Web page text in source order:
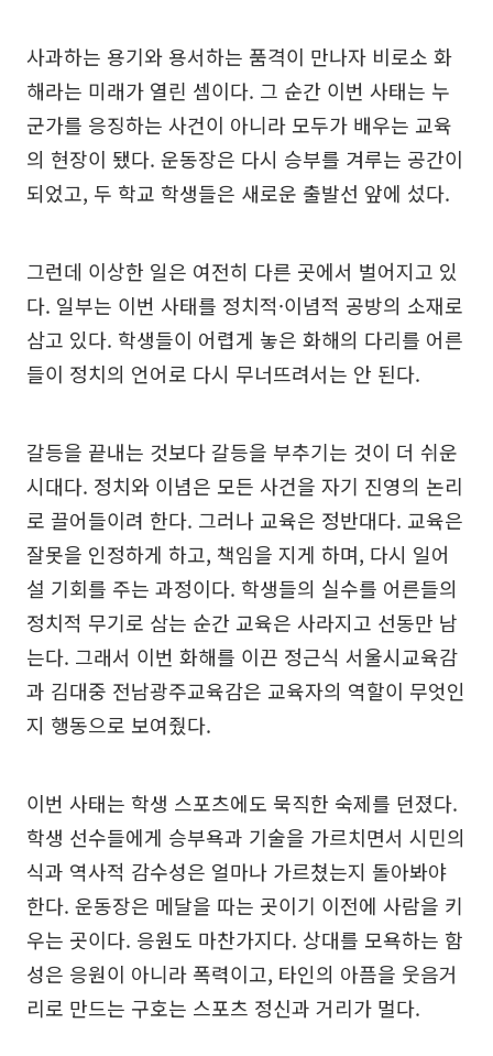
사과하는 용기와 용서하는 품격이 만나자 비로소 화
해라는 미래가 열린 셈이다. 그 순간 이번 사태는 누
군가를 응징하는 사건이 아니라 모두가 배우는 교육
의 현장이 됐다. 운동장은 다시 승부를 겨루는 공간이
되었고, 두 학교 학생들은 새로운 출발선 앞에 섰다.
그런데 이상한 일은 여전히 다른 곳에서 벌어지고 있
다. 일부는 이번 사태를 정치적·이념적 공방의 소재로
삼고 있다. 학생들이 어렵게 놓은 화해의 다리를 어른
들이 정치의 언어로 다시 무너뜨려서는 안 된다.
갈등을 끝내는 것보다 갈등을 부추기는 것이 더 쉬운
시대다. 정치와 이념은 모든 사건을 자기 진영의 논리
로 끌어들이려 한다. 그러나 교육은 정반대다. 교육은
잘못을 인정하게 하고, 책임을 지게 하며, 다시 일어
설 기회를 주는 과정이다. 학생들의 실수를 어른들의
정치적 무기로 삼는 순간 교육은 사라지고 선동만 남
는다. 그래서 이번 화해를 이끈 정근식 서울시교육감
과 김대중 전남광주교육감은 교육자의 역할이 무엇인
지 행동으로 보여줬다.
이번 사태는 학생 스포츠에도 묵직한 숙제를 던졌다.
학생 선수들에게 승부욕과 기술을 가르치면서 시민의
식과 역사적 감수성은 얼마나 가르쳤는지 돌아봐야
한다. 운동장은 메달을 따는 곳이기 이전에 사람을 키
우는 곳이다. 응원도 마찬가지다. 상대를 모욕하는 함
성은 응원이 아니라 폭력이고, 타인의 아픔을 웃음거
리로 만드는 구호는 스포츠 정신과 거리가 멀다.